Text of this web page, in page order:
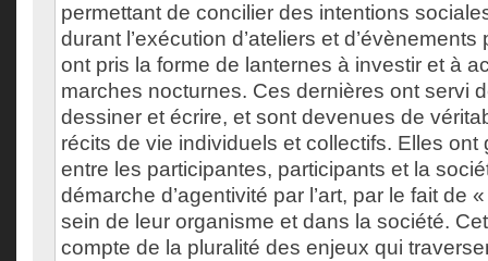
permettant de concilier des intentions
durant l’exécution d’ateliers et
ont pris la forme de lanternes à investir et à
marches nocturnes. Ces dernières ont servi
dessiner et écrire, et sont devenues de
récits de vie individuels et collectifs. Elles ont
entre les participantes, participants et la
démarche d’agentivité par l’art, par le fait de
sein de leur organisme et dans la société.
compte de la pluralité des enjeux qui